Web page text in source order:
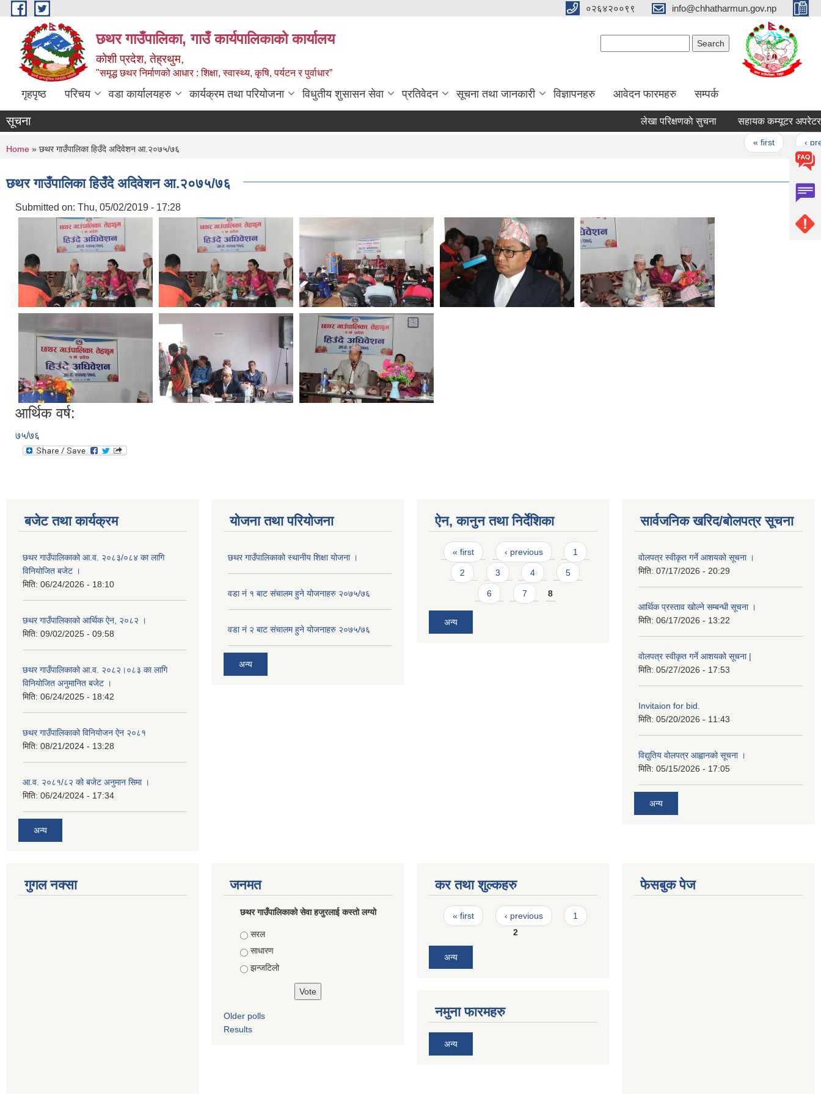
Skip to main content ०२६४२००९९ info@chhatharmun.gov.np
छथर गाउँपालिका, गाउँ कार्यपालिकाको कार्यालय
कोशी प्रदेश, तेह्रथुम,
"समृद्ध छथर निर्माणको आधार : शिक्षा, स्वास्थ्य, कृषि, पर्यटन र पुर्वाधार”
गृहपृष्ठ परिचय वडा कार्यालयहरु कार्यक्रम तथा परियोजना विधुतीय शुसासन सेवा प्रतिवेदन सूचना तथा जानकारी विज्ञापनहरु आवेदन फारमहरु सम्पर्क
सूचना लेखा परिक्षणकाे सुचना
« first ‹
You are here
Home » छथर गाउँपालिका हिउँदे अदिवेशन आ.२०७५/७६
छथर गाउँपालिका हिउँदे अदिवेशन आ.२०७५/७६
Submitted on: Thu, 05/02/2019 - 17:28
आर्थिक वर्ष:
७५/७६
बजेट तथा कार्यक्रम
छथर गाउँपालिकाको आ.व. २०८३/०८४ का लागि
विनियोजित बजेट ।
मिति: 06/24/2026 - 18:10
छथर गाउँपालिकाको आर्थिक ऐन, २०८२ ।
मिति: 09/02/2025 - 09:58
छथर गाउँपालिकाको आ.व. २०८२।०८३ का लागि
विनियोजित अनुमानित बजेट ।
मिति: 06/24/2025 - 18:42
छथर गाउँपालिकाको विनियोजन ऐन २०८१
मिति: 08/21/2024 - 13:28
आ.व. २०८१/८२ को बजेट अनुमान सिमा ।
मिति: 06/24/2024 - 17:34
अन्य
योजना तथा परियोजना
छथर गाउँपालिकाको स्थानीय शिक्षा योजना ।
वडा नं १ बाट संचालम हुने योजनाहरु २०७५/७६
वडा नं २ बाट संचालम हुने योजनाहरु २०७५/७६
अन्य
ऐन, कानुन तथा निर्देशिका
Pages
« first ‹ previous 1
2 3 4 5
6 7 8
अन्य
सार्वजनिक खरिद/बोलपत्र सूचना
वोलपत्र स्वीकृत गर्ने आशयको सूचना ।
मिति: 07/17/2026 - 20:29
आर्थिक प्रस्ताव खोल्ने सम्बन्धी सूचना ।
मिति: 06/17/2026 - 13:22
वोलपत्र स्वीकृत गर्ने आशयको सूचना |
मिति: 05/27/2026 - 17:53
Invitaion for bid.
मिति: 05/20/2026 - 11:43
विद्युतिय वोलपत्र आह्वानको सूचना ।
मिति: 05/15/2026 - 17:05
अन्य
गुगल नक्सा जनमत
छथर गाउँपालिकाको सेवा हजुरलाई कस्तो लग्यो
Choices
सरल
साधारण
झन्जटिलो
Older polls
Results
कर तथा शुल्कहरु
Pages
« first ‹ previous
1
2
अन्य
नमुना फारमहरु
अन्य
फेसबुक पेज